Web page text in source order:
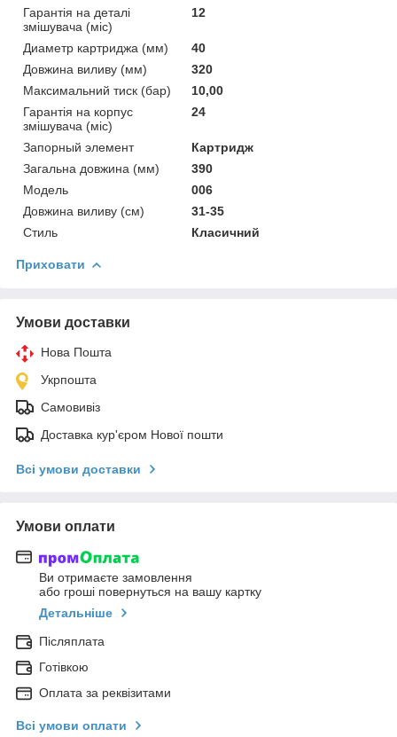
Гарантія на деталі
змішувача (міс)
12
Диаметр картриджа (мм)
40
Довжина виливу (мм)
320
Максимальний тиск (бар)
10,00
Гарантія на корпус
змішувача (міс)
24
Запорный элемент
Картридж
Загальна довжина (мм)
390
Мoдель
006
Довжина виливу (см)
31-35
Стиль
Класичний
Приховати
Умови доставки
Нова Пошта
Укрпошта
Самовивіз
Доставка кур'єром Нової пошти
Всі умови доставки
Умови оплати
Ви отримаєте замовлення
або гроші повернуться на вашу картку
Детальніше
Післяплата
Готівкою
Оплата за реквізитами
Всі умови оплати